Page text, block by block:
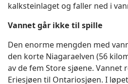
kalksteinlaget og faller ned i
Vannet går ikke til spille
Den enorme mengden med
den korte Niagaraelven (56
av de fem Store sjøene. Vannet
Eriesjøen til Ontariosjøen. I